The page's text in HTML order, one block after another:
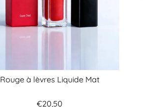
Rouge à lèvres Liquide Mat
€20,50